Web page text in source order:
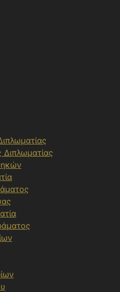
Διπλωματίας